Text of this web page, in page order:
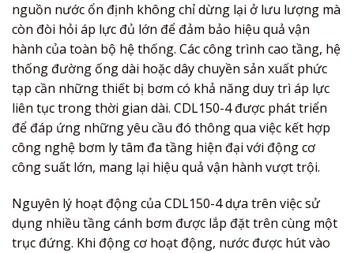
nguồn nước ổn định không chỉ dừng lại ở lưu lượng mà
còn đòi hỏi áp lực đủ lớn để đảm bảo hiệu quả vận
hành của toàn bộ hệ thống. Các công trình cao tầng, hệ
thống đường ống dài hoặc dây chuyền sản xuất phức
tạp cần những thiết bị bơm có khả năng duy trì áp lực
liên tục trong thời gian dài. CDL150-4 được phát triển
để đáp ứng những yêu cầu đó thông qua việc kết hợp
công nghệ bơm ly tâm đa tầng hiện đại với động cơ
công suất lớn, mang lại hiệu quả vận hành vượt trội.
Nguyên lý hoạt động của CDL150-4 dựa trên việc sử
dụng nhiều tầng cánh bơm được lắp đặt trên cùng một
trục đứng. Khi động cơ hoạt động, nước được hút vào